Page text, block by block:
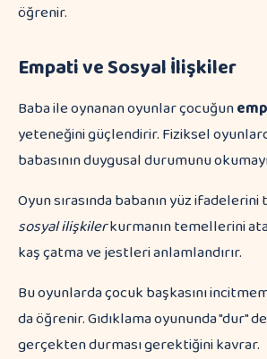
öğrenir.
Empati ve Sosyal İlişkiler
Baba ile oynanan oyunlar çocuğun
yeteneğini güçlendirir. Fiziksel
babasının duygusal durumunu
Oyun sırasında babanın yüz
sosyal ilişkilerkurmanın temellerini
kaş çatma ve jestleri anlamlandırır.
Bu oyunlarda çocuk başkasını
da öğrenir. Gıdıklama oyununda "dur"
gerçekten durması gerektiğini kavrar.